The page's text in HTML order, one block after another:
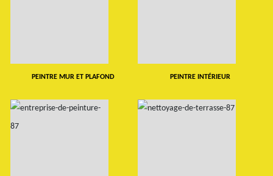
PEINTRE MUR ET PLAFOND PEINTRE INTÉRIEUR